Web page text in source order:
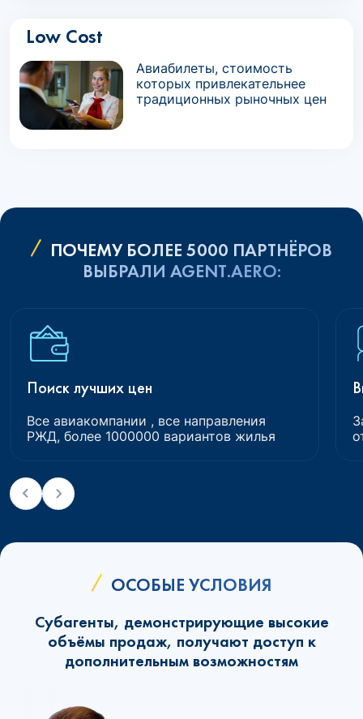
Low Cost
Авиабилеты, стоимость
которых привлекательнее
традиционных рыночных цен
ПОЧЕМУ БОЛЕЕ 5000 ПАРТНЁРОВ
ВЫБРАЛИ AGENT.AERO:
Поиск лучших цен
Все авиакомпании , все направления
РЖД, более 1000000 вариантов жилья
ОСОБЫЕ УСЛОВИЯ
Субагенты, демонстрирующие высокие
объёмы продаж, получают доступ к
дополнительным возможностям